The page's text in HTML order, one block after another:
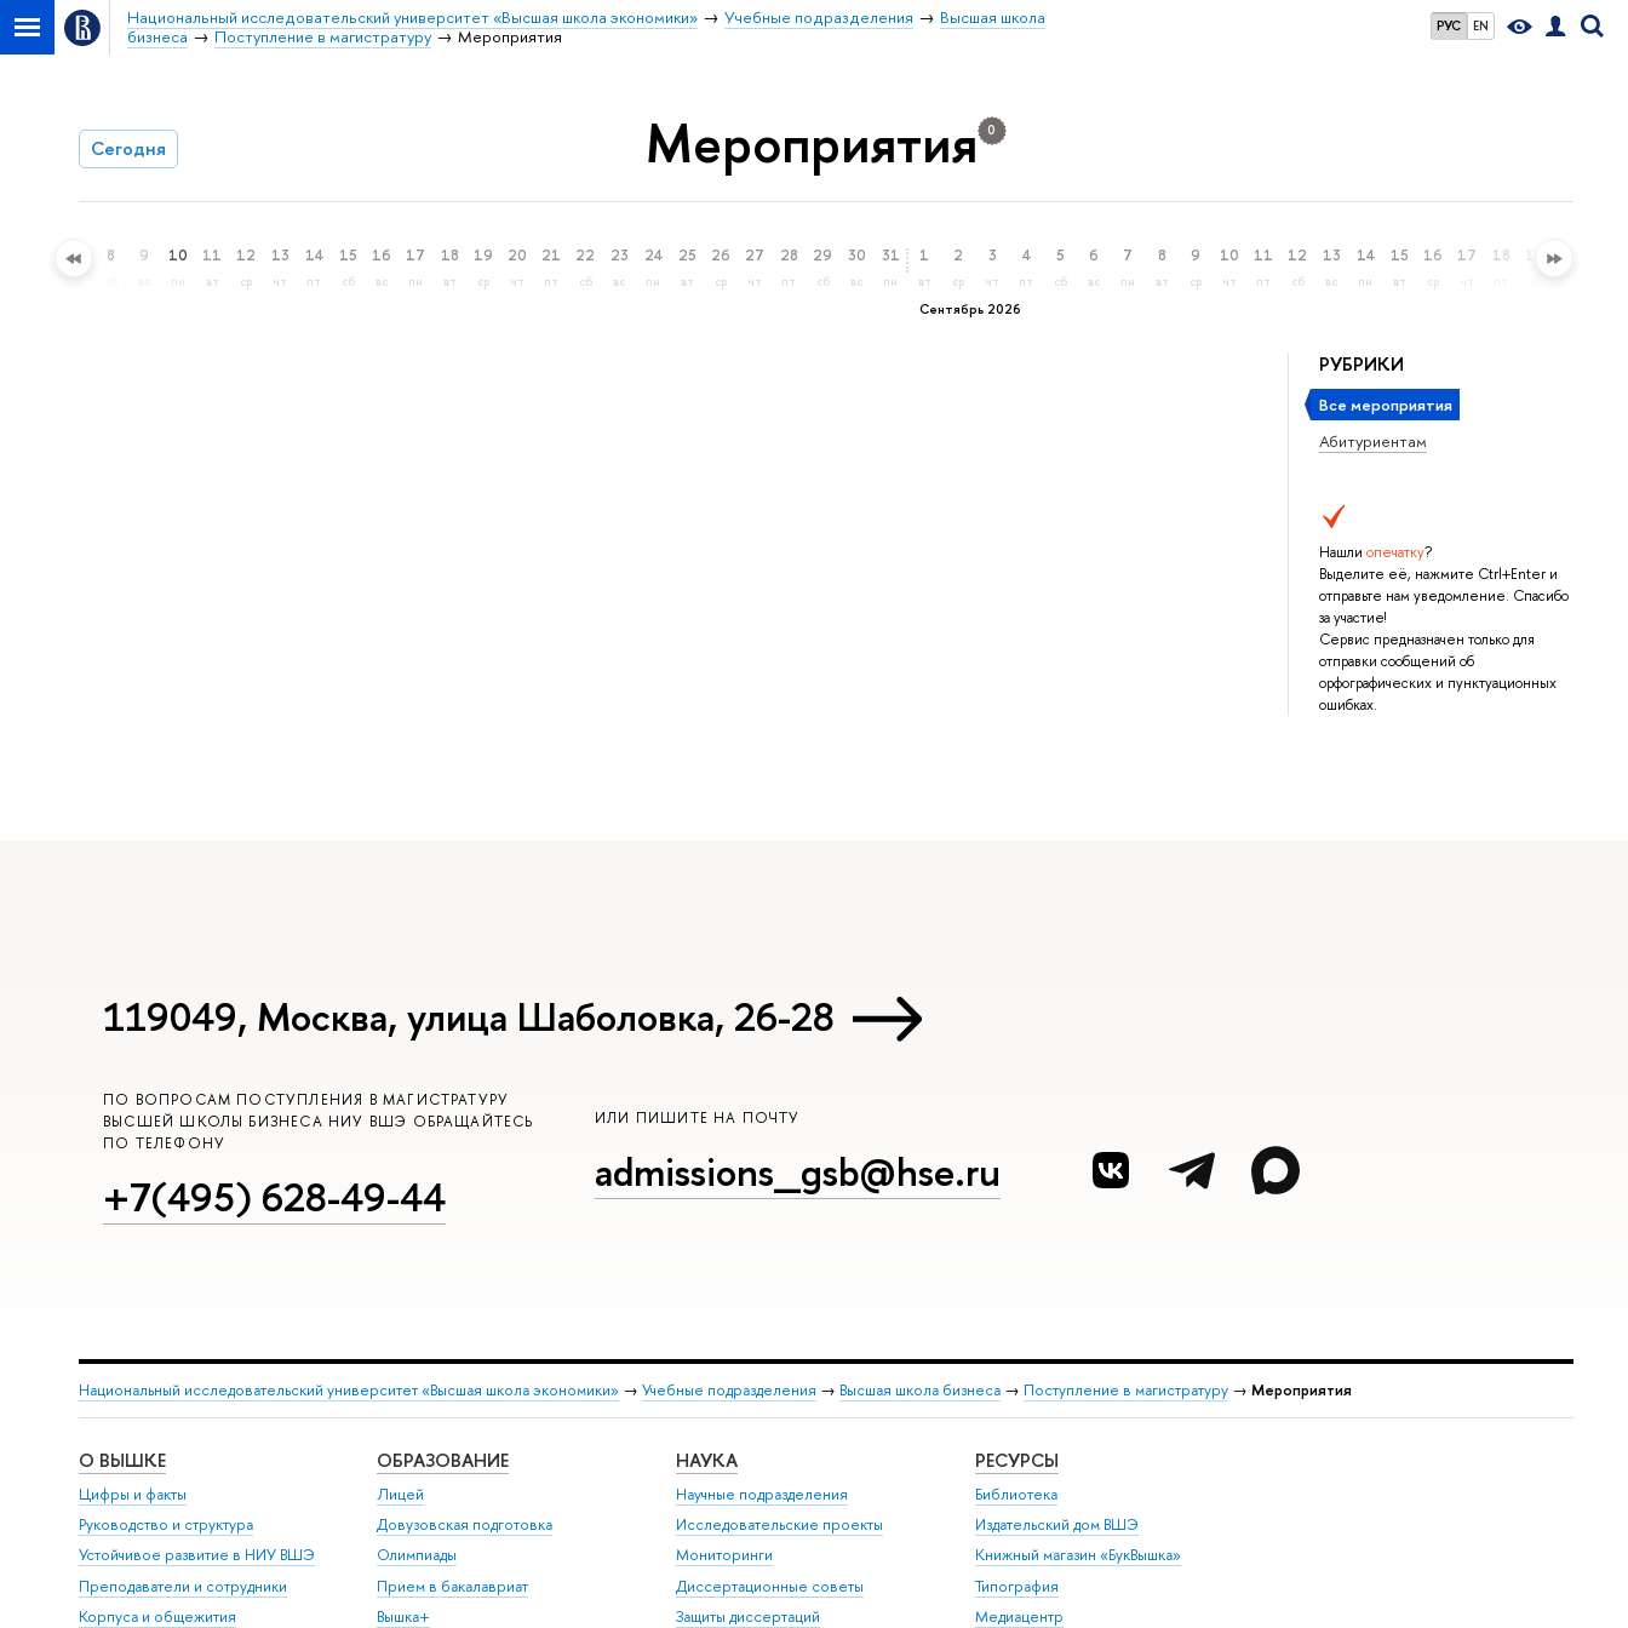
РУС EN
Национальный исследовательский университет «Высшая школа экономики» Учебные подразделения
Высшая школа
бизнеса
Поступление в магистратуру Мероприятия
Сегодня Мероприятия 0
7 8 9 10
пн
11
вт
12
ср
13
чт
14
пт
15
сб
16
вс
17
пн
18
вт
19
ср
20
чт
21
пт
22
сб
23
вс
24
пн
25
вт
26
ср
27
чт
28
пт
29
сб
30
вс
31
пн
Сентябрь 2026
1
вт
2
ср
3
чт
4
пт
5
сб
6
вс
7
пн
8
вт
9
ср
10
чт
11
пт
12
сб
13
вс
14
пн
15
вт
16
ср
17 18 20
РУБРИКИ
Все мероприятия
Абитуриентам
Нашли опечатку?
Выделите её, нажмите Ctrl+Enter и
отправьте нам уведомление. Спасибо
за участие!
Сервис предназначен только для
отправки сообщений об
орфографических и пунктуационных
ошибках.
119049, Москва, улица Шаболовка, 26-28
ПО ВОПРОСАМ ПОСТУПЛЕНИЯ В МАГИСТРАТУРУ
ВЫСШЕЙ ШКОЛЫ БИЗНЕСА НИУ ВШЭ ОБРАЩАЙТЕСЬ
ПО ТЕЛЕФОНУ
+7(495) 628-49-44
ИЛИ ПИШИТЕ НА ПОЧТУ
admissions_gsb@hse.ru
Национальный исследовательский университет «Высшая школа экономики» → Учебные подразделения → Высшая школа бизнеса→ Поступление в магистратуру→ Мероприятия
О ВЫШКЕ
Цифры и факты
Руководство и структура
Устойчивое развитие в НИУ ВШЭ
Преподаватели и сотрудники
Корпуса и общежития
ОБРАЗОВАНИЕ
Лицей
Довузовская подготовка
Олимпиады
Прием в бакалавриат
Вышка+
НАУКА
Научные подразделения
Исследовательские проекты
Мониторинги
Диссертационные советы
Защиты диссертаций
РЕСУРСЫ
Библиотека
Издательский дом ВШЭ
Книжный магазин «БукВышка»
Типография
Медиацентр